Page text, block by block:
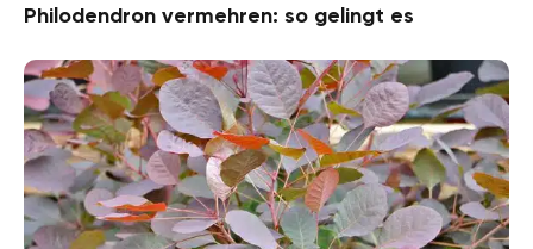
Philodendron vermehren: so gelingt es